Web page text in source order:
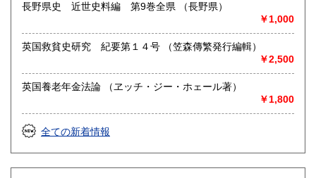
長野県史 近世史料編 第9巻全県 （長野県）
￥1,000
英国救貧史研究 紀要第１４号 （笠森傳繁発行編輯）
￥2,500
英国養老年金法論 （ヱッチ・ジー・ホェール著）
￥1,800
全ての新着情報